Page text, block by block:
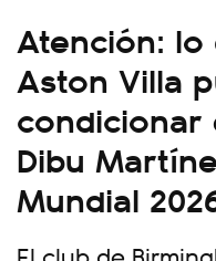
Atención:
Aston Villa
Dibu
Mundial